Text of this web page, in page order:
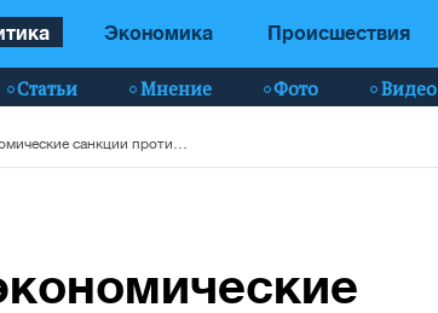
Экономика Происшествия
Статьи Мнение Фото Видео